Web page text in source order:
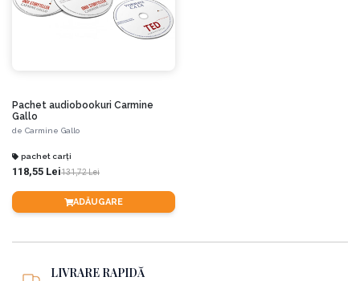
Pachet audiobookuri Carmine
Gallo
de Carmine Gallo
pachet carți
118,55 Lei131,72 Lei
ADĂUGARE
LIVRARE RAPIDĂ